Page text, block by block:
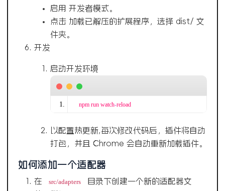
启用 开发者模式。
点击 加载已解压的扩展程序，选择 dist/ 文
件夹。
开发
启动开发环境
npm run watch-reload
以配置热更新,每次修改代码后，插件将自动
打包，并且 Chrome 会自动重新加载插件。
如何添加一个适配器
在 src/adapters
目录下创建一个新的适配器文